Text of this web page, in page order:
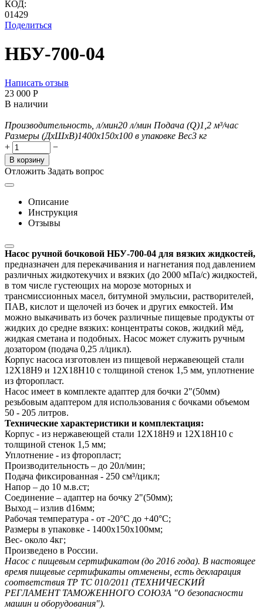
КОД:
01429
Поделиться
НБУ-700-04
Написать отзыв
23 000 Р
В наличии
Производительность, л/мин20 л/мин Подача (Q)1,2 м³/час
Размеры (ДхШxВ)1400х150х100 в упаковке Вес3 кг
+
−
В корзину
Отложить Задать вопрос
Описание
Инструкция
Отзывы
Насос ручной бочковой НБУ-700-04 для вязких жидкостей,
предназначен для перекачивания и нагнетания под давлением
различных жидкотекучих и вязких (до 2000 мПа/с) жидкостей,
в том числе густеющих на морозе моторных и
трансмиссионных масел, битумной эмульсии, растворителей,
ПАВ, кислот и щелочей из бочек и других емкостей. Им
можно выкачивать из бочек различные пищевые продукты от
жидких до средне вязких: концентраты соков, жидкий мёд,
жидкая сметана и подобных. Насос может служить ручным
дозатором (подача 0,25 л/цикл).
Корпус насоса изготовлен из пищевой нержавеющей стали
12Х18Н9 и 12Х18Н10 с толщиной стенок 1,5 мм, уплотнение
из фторопласт.
Насос имеет в комплекте адаптер для бочки 2"(50мм)
резьбовым адаптером для использования с бочками объемом
50 - 205 литров.
Технические характеристики и комплектация:
Корпус - из нержавеющей стали 12Х18Н9 и 12Х18Н10 с
толщиной стенок 1,5 мм;
Уплотнение - из фторопласт;
Производительность – до 20л/мин;
Подача фиксированная - 250 см³/цикл;
Напор – до 10 м.в.ст;
Соединение – адаптер на бочку 2"(50мм);
Выход – излив d16мм;
Рабочая температура - от -20°C до +40°C;
Размеры в упаковке - 1400х150х100мм;
Вес- около 4кг;
Произведено в России.
Насос с пищевым сертификатом (до 2016 года). В настоящее
время пищевые сертификаты отменены, есть декларация
соответствия ТР ТС 010/2011 (ТЕХНИЧЕСКИЙ
РЕГЛАМЕНТ ТАМОЖЕННОГО СОЮЗА "О безопасности
машин и оборудования").